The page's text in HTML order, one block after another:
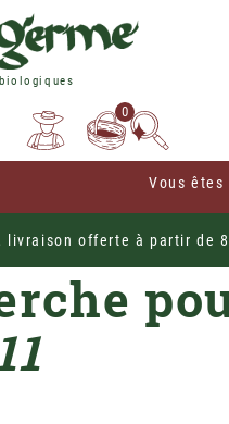
0
Vous êtes
livraison offerte à partir de